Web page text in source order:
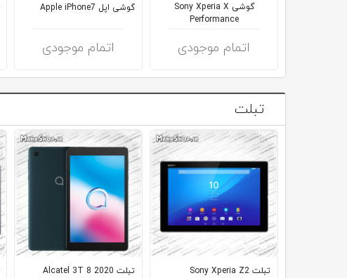
گوشی Sony Xperia X
Performance
اتمام موجودی
گوشی اپل Apple iPhone7
اتمام موجودی
تبلت
تبلت Sony Xperia Z2 تبلت Alcatel 3T 8 2020